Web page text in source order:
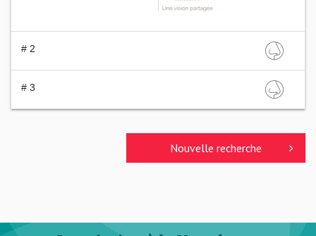
# 2
# 3
Nouvelle recherche